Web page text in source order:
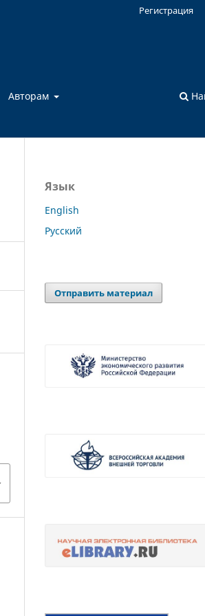
Авторам
Регистрация
Язык
English
Русский
Отправить материал